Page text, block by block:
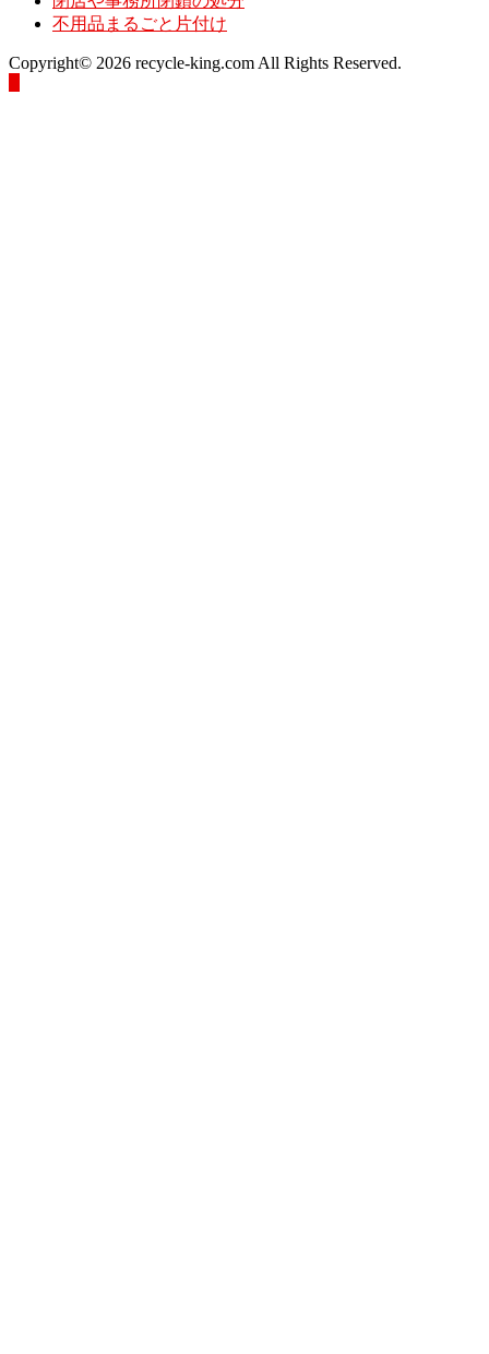
不用品まるごと片付け
Copyright© 2026 recycle-king.com All Rights Reserved.